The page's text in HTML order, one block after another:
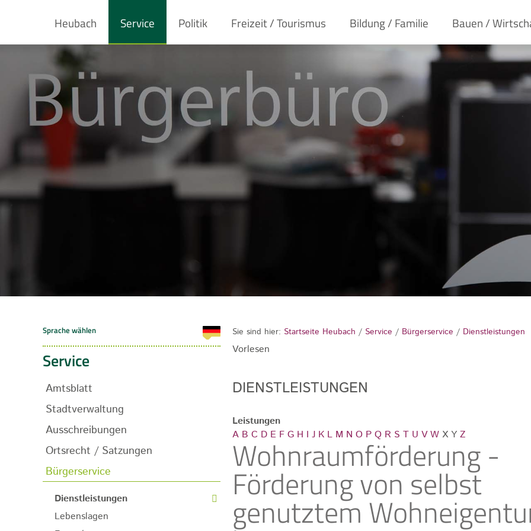
Heubach Service Politik Freizeit / Tourismus Bildung / Familie Bauen /
Sie sind hier: Startseite Heubach / Service / Bürgerservice / Dienstleistungen
Vorlesen
DIENSTLEISTUNGEN
Leistungen
A B C D E F G H I J K L M N O P Q R S T U V W X Y Z
Wohnraumförderung -
Förderung von selbst
genutztem
Service
Amtsblatt
Stadtverwaltung
Ausschreibungen
Ortsrecht / Satzungen
Bürgerservice
Dienstleistungen
Lebenslagen